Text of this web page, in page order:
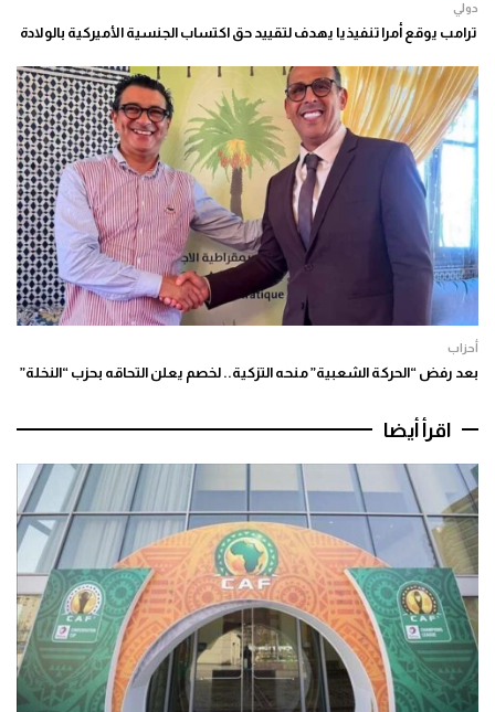
دولي
ترامب يوقع أمرا تنفيذيا يهدف لتقييد حق اكتساب الجنسية الأميركية بالولادة
أحزاب
بعد رفض “الحركة الشعبية” منحه التزكية.. لخصم يعلن التحاقه بحزب “النخلة”
اقرأ أيضا